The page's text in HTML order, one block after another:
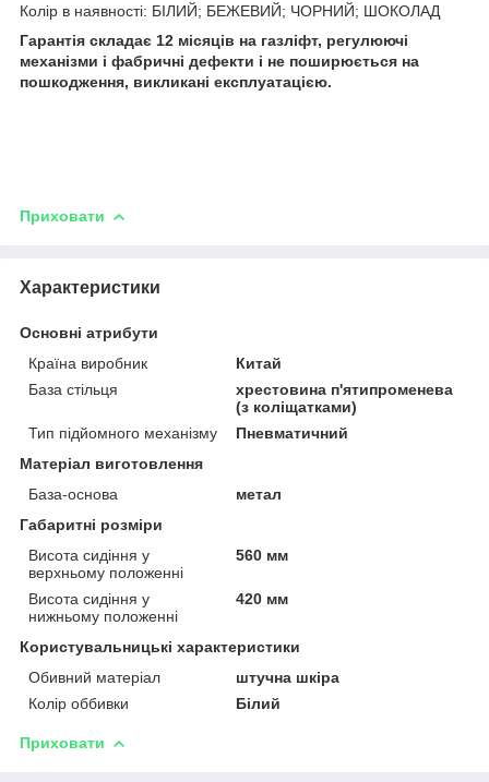
Колір в наявності: БІЛИЙ; БЕЖЕВИЙ; ЧОРНИЙ; ШОКОЛАД
Гарантія складає 12 місяців на газліфт, регулюючі
механізми і фабричні дефекти і не поширюється на
пошкодження, викликані експлуатацією.
Приховати
Характеристики
Основні атрибути
Країна виробник
Китай
База стільця
хрестовина п'ятипроменева
(з коліщатками)
Тип підйомного механізму
Пневматичний
Матеріал виготовлення
База-основа
метал
Габаритні розміри
Висота сидіння у
верхньому положенні
560 мм
Висота сидіння у
нижньому положенні
420 мм
Користувальницькі характеристики
Обивний матеріал
штучна шкіра
Колір оббивки
Білий
Приховати